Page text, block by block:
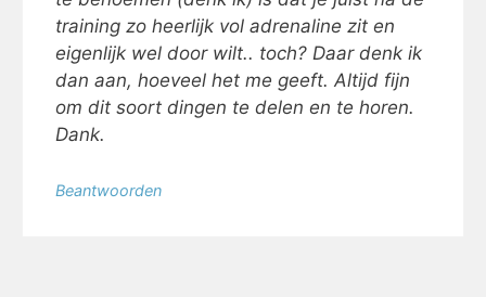
training zo heerlijk vol adrenaline zit en
eigenlijk wel door wilt.. toch? Daar denk ik
dan aan, hoeveel het me geeft. Altijd fijn
om dit soort dingen te delen en te horen.
Dank.
Beantwoorden